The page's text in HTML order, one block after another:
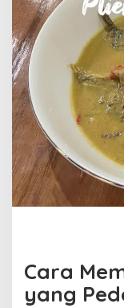
Cara
yang